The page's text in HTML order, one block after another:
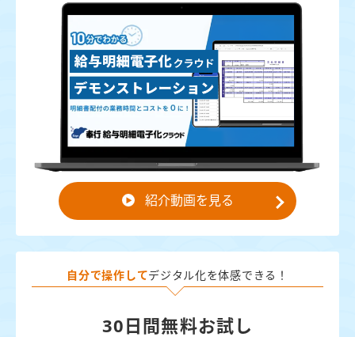
紹介動画を見る
自分で操作してデジタル化を体感できる！
30日間無料お試し